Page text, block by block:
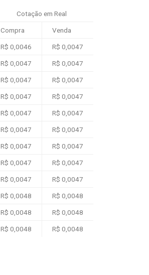
Cotação em Real
Compra Venda
R$ 0,0046 R$ 0,0047
R$ 0,0047 R$ 0,0047
R$ 0,0047 R$ 0,0047
R$ 0,0047 R$ 0,0047
R$ 0,0047 R$ 0,0047
R$ 0,0047 R$ 0,0047
R$ 0,0047 R$ 0,0047
R$ 0,0047 R$ 0,0047
R$ 0,0047 R$ 0,0047
R$ 0,0048 R$ 0,0048
R$ 0,0048 R$ 0,0048
R$ 0,0048 R$ 0,0048